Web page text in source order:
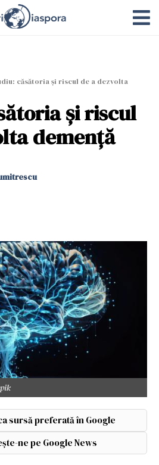
căsătoria și riscul de a dezvolta
și riscul
demență
sursă preferată în Google
ne pe Google News